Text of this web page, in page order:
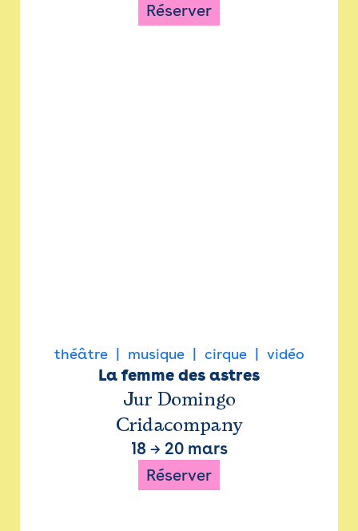
Réserver
théâtre musique cirque vidéo
La femme des astres
Jur Domingo
Cridacompany
18 → 20 mars
Réserver